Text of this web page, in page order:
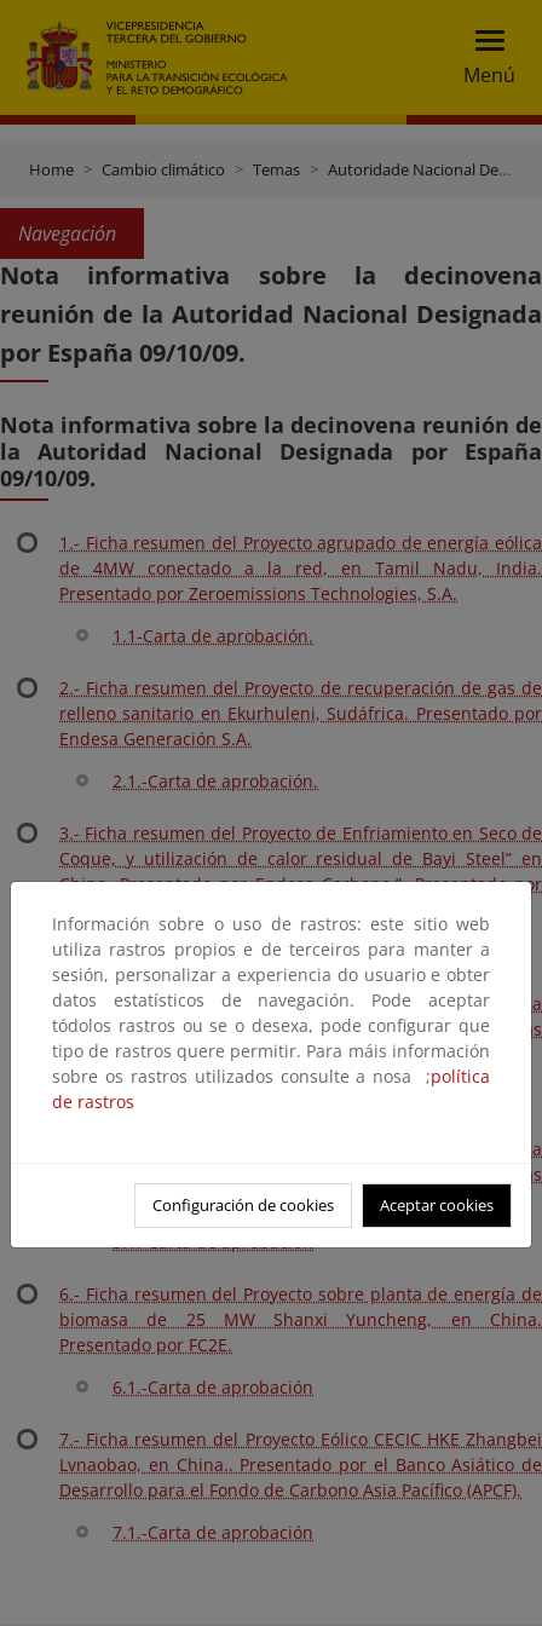
Menú
Home Cambio climático Temas Autoridade Nacional Designada (AND)
Navegación
Nota informativa sobre la decinovena
reunión de la Autoridad Nacional Designada
por España 09/10/09.
Nota informativa sobre la decinovena reunión de
la Autoridad Nacional Designada por España
09/10/09.
1.- Ficha resumen del Proyecto agrupado de energía eólica
de 4MW conectado a la red, en Tamil Nadu, India.
Presentado por Zeroemissions Technologies, S.A.
1.1-Carta de aprobación.
2.- Ficha resumen del Proyecto de recuperación de gas de
relleno sanitario en Ekurhuleni, Sudáfrica. Presentado por
Endesa Generación S.A.
2.1.-Carta de aprobación.
3.- Ficha resumen del Proyecto de Enfriamiento en Seco de
Coque, y utilización de calor residual de Bayi Steel” en
China. Presentado por Endesa Carbono.”. Presentado por
3.1.-Carta de aprobación
4.- Ficha resumen del Proyecto central hidroeléctrica
menor de Alto Tulúa, en Colombia. Presentado por Gas
Natural SDG.
4.1.-Carta de aprobación.
5.- Ficha resumen del Proyecto central hidroeléctrica
menor de Bajo Tulúa, en Colombia. Presentado por Gas
Natural SDG.
5.1.-Carta de aprobación
6.- Ficha resumen del Proyecto sobre planta de energía de
biomasa de 25 MW Shanxi Yuncheng, en China.
Presentado por FC2E.
6.1.-Carta de aprobación
7.- Ficha resumen del Proyecto Eólico CECIC HKE Zhangbei
Lvnaobao, en China.. Presentado por el Banco Asiático de
Desarrollo para el Fondo de Carbono Asia Pacífico (APCF).
7.1.-Carta de aprobación
Información sobre o uso de rastros: este sitio web
utiliza rastros propios e de terceiros para manter a
sesión, personalizar a experiencia do usuario e obter
datos estatísticos de navegación. Pode aceptar
tódolos rastros ou se o desexa, pode configurar que
tipo de rastros quere permitir. Para máis información
sobre os rastros utilizados consulte a nosa ;política
de rastros
Configuración de cookies Aceptar cookies